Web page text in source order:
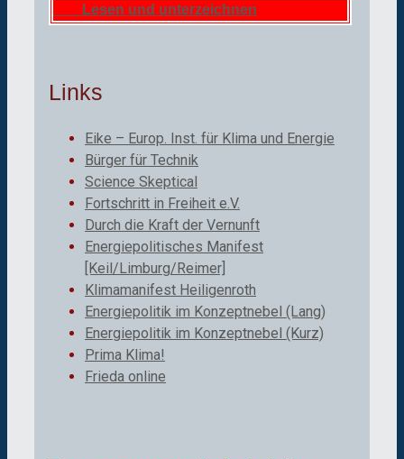
Lesen und unterzeichnen
Links
Eike – Europ. Inst. für Klima und Energie
Bürger für Technik
Science Skeptical
Fortschritt in Freiheit e.V.
Durch die Kraft der Vernunft
Energiepolitisches Manifest
[Keil/Limburg/Reimer]
Klimamanifest Heiligenroth
Energiepolitik im Konzeptnebel (Lang)
Energiepolitik im Konzeptnebel (Kurz)
Prima Klima!
Frieda online